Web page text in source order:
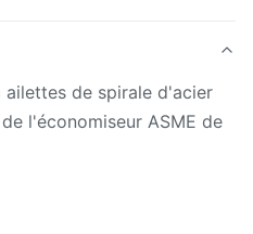
de spirale d'acier
l'économiseur ASME de